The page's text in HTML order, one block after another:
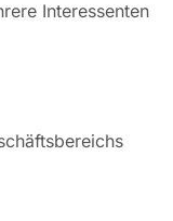
Interessenten